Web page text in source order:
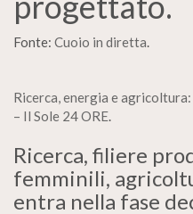
Fonte: Cuoio in diretta.
Ricerca, energia e
– Il Sole 24 ORE.
Ricerca, filiere
femminili,
entra nella fase